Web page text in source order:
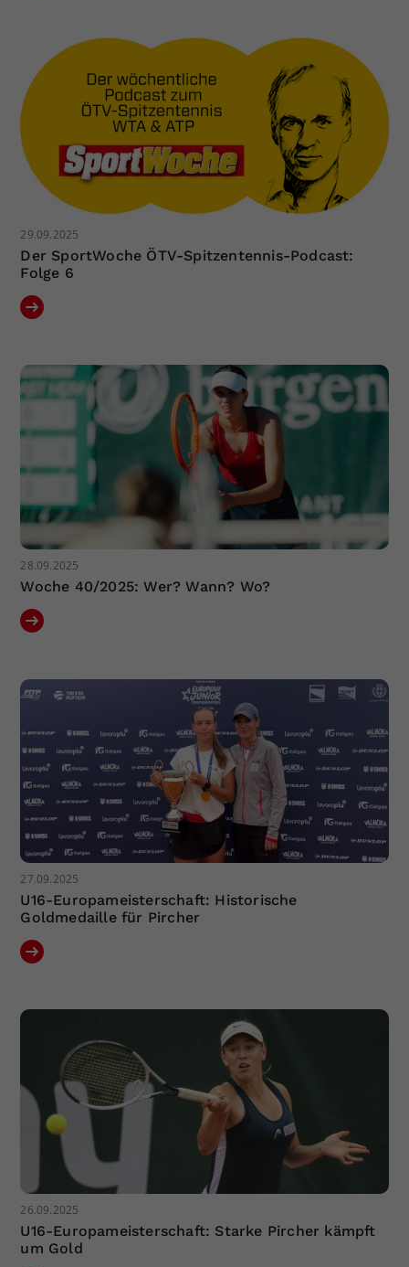
29.09.2025
Der SportWoche ÖTV-Spitzentennis-Podcast:
Folge 6
28.09.2025
Woche 40/2025: Wer? Wann? Wo?
27.09.2025
U16-Europameisterschaft: Historische
Goldmedaille für Pircher
26.09.2025
U16-Europameisterschaft: Starke Pircher kämpft
um Gold
Einstellungen. Unter anderem eine
zufällig generierte ID, für die
historische Speicherung Ihrer
vorgenommen Einstellungen, falls der
Webseiten-Betreiber dies eingestellt
hat.